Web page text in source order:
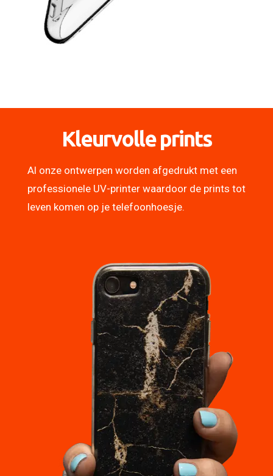
Kleurvolle prints
Al onze ontwerpen worden afgedrukt met een
professionele UV-printer waardoor de prints tot
leven komen op je telefoonhoesje.